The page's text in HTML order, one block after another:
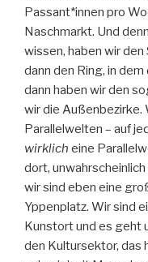
Passant*innen pro
Naschmarkt. Und
wissen, haben wir
dann den Ring, in
dann haben wir den
wir die Außenbezirke.
Parallelwelten – auf
wirklich eine
dort,
wir sind eben eine
Yppenplatz. Wir sind
Kunstort und es geht
den Kultursektor, das